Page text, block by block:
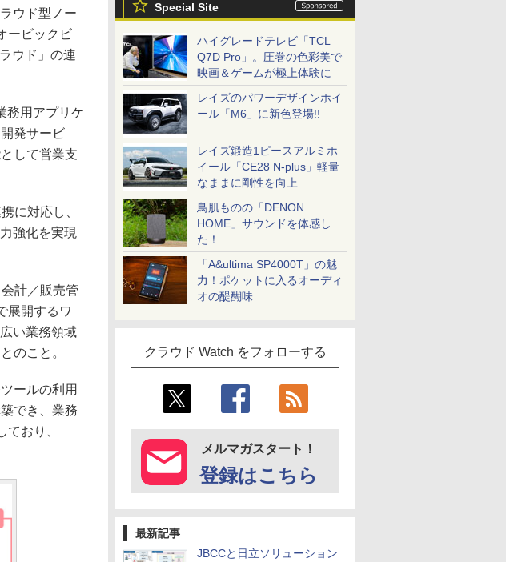
Special Site
ハイグレードテレビ「TCL
Q7D Pro」。圧巻の色彩美で
映画＆ゲームが極上体験に
レイズのパワーデザインホイ
ール「M6」に新色登場!!
レイズ鍛造1ピースアルミホ
イール「CE28 N-plus」軽量
なままに剛性を向上
鳥肌ものの「DENON
HOME」サウンドを体感し
た！
「A&ultima SP4000T」の魅
力！ポケットに入るオーディ
オの醍醐味
クラウド Watch をフォローする
メルマガスタート！
登録はこちら
最新記事
JBCCと日立ソリューション
ウド型ノー
ービックビ
ウド」の連
務用アプリケ
発サービ
して営業支
に対応し、
強化を実現
計／販売管
展開するワ
い業務領域
のこと。
ールの利用
でき、業務
おり、